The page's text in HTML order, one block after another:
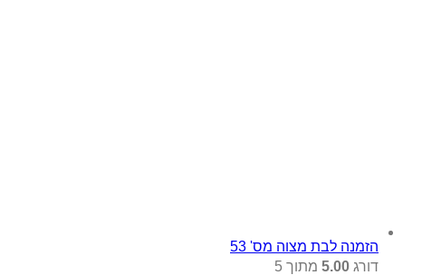
הזמנה לבת מצוה מס' 53
דורג 5.00 מתוך 5